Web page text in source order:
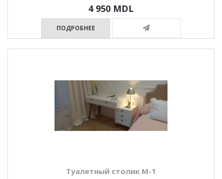
4 950 MDL
ПОДРОБНЕЕ
Туалетный столик М-1